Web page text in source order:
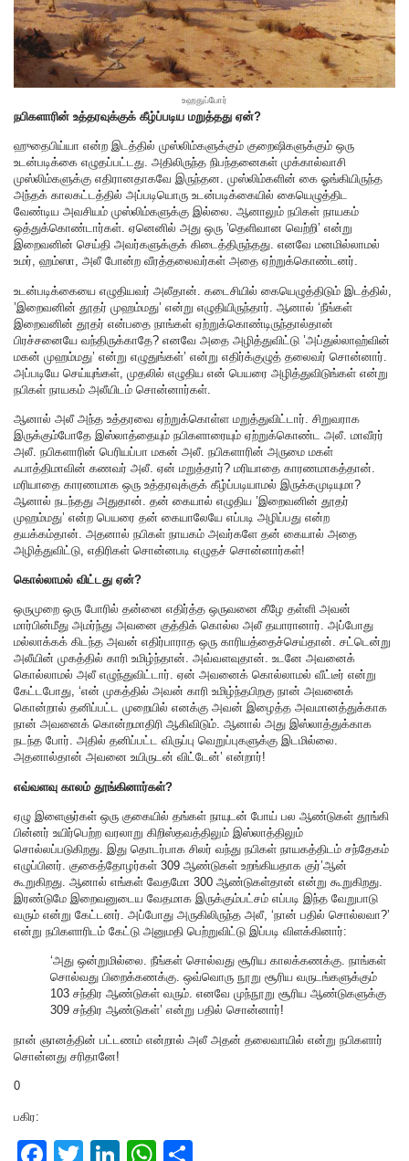
உஹதுப்போர்
நபிகளாரின் உத்தரவுக்குக் கீழ்ப்படிய மறுத்தது ஏன்?
ஹுதைபிய்யா என்ற இடத்தில் முஸ்லிம்களுக்கும் குறைஷிகளுக்கும் ஒரு
உடன்படிக்கை எழுதப்பட்டது. அதிலிருந்த நிபந்தனைகள் முக்கால்வாசி
முஸ்லிம்களுக்கு எதிரானதாகவே இருந்தன. முஸ்லிம்களின் கை ஓங்கியிருந்த
அந்தக் காலகட்டத்தில் அப்படியொரு உடன்படிக்கையில் கையெழுத்திட
வேண்டிய அவசியம் முஸ்லிம்களுக்கு இல்லை. ஆனாலும் நபிகள் நாயகம்
ஒத்துக்கொண்டார்கள். ஏனெனில் அது ஒரு ’தெளிவான வெற்றி’ என்று
இறைவனின் செய்தி அவர்களுக்குக் கிடைத்திருந்தது. எனவே மனமில்லாமல்
உமர், ஹம்ஸா, அலீ போன்ற வீரத்தலைவர்கள் அதை ஏற்றுக்கொண்டனர்.
உடன்படிக்கையை எழுதியவர் அலீதான். கடைசியில் கையெழுத்திடும் இடத்தில்,
’இறைவனின் தூதர் முஹம்மது’ என்று எழுதியிருந்தார். ஆனால் ‘நீங்கள்
இறைவனின் தூதர் என்பதை நாங்கள் ஏற்றுக்கொண்டிருந்தால்தான்
பிரச்சனையே வந்திருக்காதே? எனவே அதை அழித்துவிட்டு ’அப்துல்லாஹ்வின்
மகன் முஹம்மது’ என்று எழுதுங்கள்’ என்று எதிர்க்குழுத் தலைவர் சொன்னார்.
அப்படியே செய்யுங்கள், முதலில் எழுதிய என் பெயரை அழித்துவிடுங்கள் என்று
நபிகள் நாயகம் அலீயிடம் சொன்னார்கள்.
ஆனால் அலீ அந்த உத்தரவை ஏற்றுக்கொள்ள மறுத்துவிட்டார். சிறுவராக
இருக்கும்போதே இஸ்லாத்தையும் நபிகளாரையும் ஏற்றுக்கொண்ட அலீ. மாவீரர்
அலீ. நபிகளாரின் பெரியப்பா மகன் அலீ. நபிகளாரின் அருமை மகள்
ஃபாத்திமாவின் கணவர் அலீ. ஏன் மறுத்தார்? மரியாதை காரணமாகத்தான்.
மரியாதை காரணமாக ஒரு உத்தரவுக்குக் கீழ்ப்படியாமல் இருக்கமுடியுமா?
ஆனால் நடந்தது அதுதான். தன் கையால் எழுதிய ’இறைவனின் தூதர்
முஹம்மது’ என்ற பெயரை தன் கையாலேயே எப்படி அழிப்பது என்ற
தயக்கம்தான். அதனால் நபிகள் நாயகம் அவர்களே தன் கையால் அதை
அழித்துவிட்டு, எதிரிகள் சொன்னபடி எழுதச் சொன்னார்கள்!
கொல்லாமல் விட்டது ஏன்?
ஒருமுறை ஒரு போரில் தன்னை எதிர்த்த ஒருவனை கீழே தள்ளி அவன்
மார்பின்மீது அமர்ந்து அவனை குத்திக் கொல்ல அலீ தயாரானார். அப்போது
மல்லாக்கக் கிடந்த அவன் எதிர்பாராத ஒரு காரியத்தைச்செய்தான். சட்டென்று
அலீயின் முகத்தில் காரி உமிழ்ந்தான். அவ்வளவுதான். உடனே அவனைக்
கொல்லாமல் அலீ எழுந்துவிட்டார். ஏன் அவனைக் கொல்லாமல் வீட்டீர் என்று
கேட்டபோது, ‘என் முகத்தில் அவன் காரி உமிழ்ந்தபிறகு நான் அவனைக்
கொன்றால் தனிப்பட்ட முறையில் எனக்கு அவன் இழைத்த அவமானத்துக்காக
நான் அவனைக் கொன்றமாதிரி ஆகிவிடும். ஆனால் அது இஸ்லாத்துக்காக
நடந்த போர். அதில் தனிப்பட்ட விருப்பு வெறுப்புகளுக்கு இடமில்லை.
அதனால்தான் அவனை உயிருடன் விட்டேன்’ என்றார்!
எவ்வளவு காலம் தூங்கினார்கள்?
ஏழு இளைஞர்கள் ஒரு குகையில் தங்கள் நாயுடன் போய் பல ஆண்டுகள் தூங்கி
பின்னர் உயிர்பெற்ற வரலாறு கிறிஸ்தவத்திலும் இஸ்லாத்திலும்
சொல்லப்படுகிறது. இது தொடர்பாக சிலர் வந்து நபிகள் நாயகத்திடம் சந்தேகம்
எழுப்பினர். குகைத்தோழர்கள் 309 ஆண்டுகள் உறங்கியதாக குர்’ஆன்
கூறுகிறது. ஆனால் எங்கள் வேதமோ 300 ஆண்டுகள்தான் என்று கூறுகிறது.
இரண்டுமே இறைவனுடைய வேதமாக இருக்கும்பட்சம் எப்படி இந்த வேறுபாடு
வரும் என்று கேட்டனர். அப்போது அருகிலிருந்த அலீ, ‘நான் பதில் சொல்லவா?’
என்று நபிகளாரிடம் கேட்டு அனுமதி பெற்றுவிட்டு இப்படி விளக்கினார்:
‘அது ஒன்றுமில்லை. நீங்கள் சொல்வது சூரிய காலக்கணக்கு. நாங்கள்
சொல்வது பிறைக்கணக்கு. ஒவ்வொரு நூறு சூரிய வருடங்களுக்கும்
103 சந்திர ஆண்டுகள் வரும். எனவே முந்நூறு சூரிய ஆண்டுகளுக்கு
309 சந்திர ஆண்டுகள்’ என்று பதில் சொன்னார்!
நான் ஞானத்தின் பட்டணம் என்றால் அலீ அதன் தலைவாயில் என்று நபிகளார்
சொன்னது சரிதானே!
0
பகிர: